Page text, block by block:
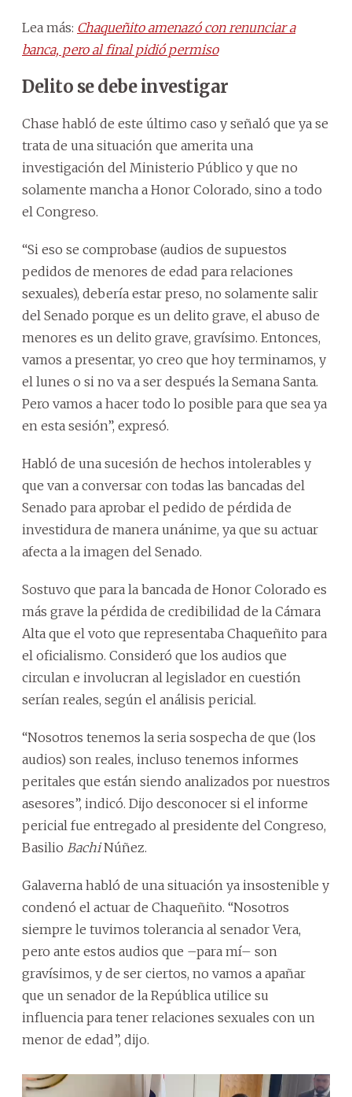
Lea más: Chaqueñito amenazó con renunciar a
banca, pero al final pidió permiso
Delito se debe investigar
Chase habló de este último caso y señaló que ya se
trata de una situación que amerita una
investigación del Ministerio Público y que no
solamente mancha a Honor Colorado, sino a todo
el Congreso.
“Si eso se comprobase (audios de supuestos
pedidos de menores de edad para relaciones
sexuales), debería estar preso, no solamente salir
del Senado porque es un delito grave, el abuso de
menores es un delito grave, gravísimo. Entonces,
vamos a presentar, yo creo que hoy terminamos, y
el lunes o si no va a ser después la Semana Santa.
Pero vamos a hacer todo lo posible para que sea ya
en esta sesión”, expresó.
Habló de una sucesión de hechos intolerables y
que van a conversar con todas las bancadas del
Senado para aprobar el pedido de pérdida de
investidura de manera unánime, ya que su actuar
afecta a la imagen del Senado.
Sostuvo que para la bancada de Honor Colorado es
más grave la pérdida de credibilidad de la Cámara
Alta que el voto que representaba Chaqueñito para
el oficialismo. Consideró que los audios que
circulan e involucran al legislador en cuestión
serían reales, según el análisis pericial.
“Nosotros tenemos la seria sospecha de que (los
audios) son reales, incluso tenemos informes
peritales que están siendo analizados por nuestros
asesores”, indicó. Dijo desconocer si el informe
pericial fue entregado al presidente del Congreso,
Basilio BachiNúñez.
Galaverna habló de una situación ya insostenible y
condenó el actuar de Chaqueñito. “Nosotros
siempre le tuvimos tolerancia al senador Vera,
pero ante estos audios que –para mí– son
gravísimos, y de ser ciertos, no vamos a apañar
que un senador de la República utilice su
influencia para tener relaciones sexuales con un
menor de edad”, dijo.